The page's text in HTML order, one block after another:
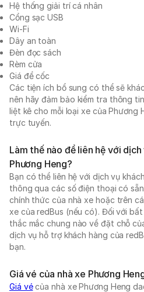
Hệ thống giải trí cá nhân
Cổng sạc USB
Wi-Fi
Dây an toàn
Đèn đọc sách
Rèm cửa
Giá để cốc
Các tiện ích bổ sung có thể sẽ
nên hãy đảm bảo kiểm tra thông
liệt kê cho mỗi loại xe của Phương
trực tuyến.
Làm thế nào để liên hệ với
Phương Heng?
Bạn có thể liên hệ với dịch vụ
thông qua các số điện thoại có
chính thức của nhà xe hoặc trên
xe của redBus (nếu có). Đối với
thắc mắc chung nào về đặt chỗ
dịch vụ hỗ trợ khách hàng của
bạn.
Giá vé của nhà xe Phương
Giá vécủa nhà xe Phương Heng